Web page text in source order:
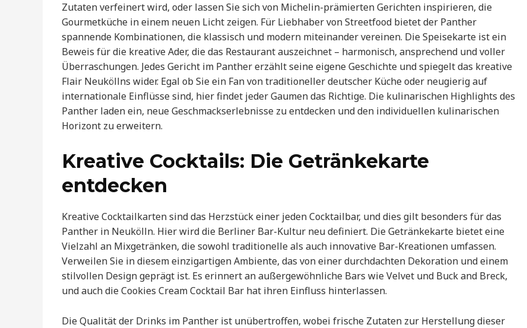
Zutaten verfeinert wird, oder lassen Sie sich von Michelin-prämierten Gerichten inspirieren, die
Gourmetküche in einem neuen Licht zeigen. Für Liebhaber von Streetfood bietet der Panther
spannende Kombinationen, die klassisch und modern miteinander vereinen. Die Speisekarte ist ein
Beweis für die kreative Ader, die das Restaurant auszeichnet – harmonisch, ansprechend und voller
Überraschungen. Jedes Gericht im Panther erzählt seine eigene Geschichte und spiegelt das kreative
Flair Neuköllns wider. Egal ob Sie ein Fan von traditioneller deutscher Küche oder neugierig auf
internationale Einflüsse sind, hier findet jeder Gaumen das Richtige. Die kulinarischen Highlights des
Panther laden ein, neue Geschmackserlebnisse zu entdecken und den individuellen kulinarischen
Horizont zu erweitern.
Kreative Cocktails: Die Getränkekarte
entdecken
Kreative Cocktailkarten sind das Herzstück einer jeden Cocktailbar, und dies gilt besonders für das
Panther in Neukölln. Hier wird die Berliner Bar-Kultur neu definiert. Die Getränkekarte bietet eine
Vielzahl an Mixgetränken, die sowohl traditionelle als auch innovative Bar-Kreationen umfassen.
Verweilen Sie in diesem einzigartigen Ambiente, das von einer durchdachten Dekoration und einem
stilvollen Design geprägt ist. Es erinnert an außergewöhnliche Bars wie Velvet und Buck and Breck,
und auch die Cookies Cream Cocktail Bar hat ihren Einfluss hinterlassen.
Die Qualität der Drinks im Panther ist unübertroffen, wobei frische Zutaten zur Herstellung dieser